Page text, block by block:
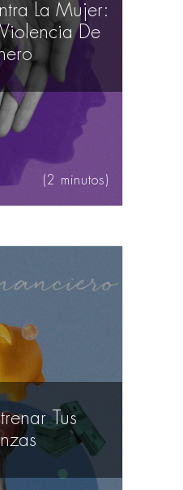
La Mujer:
De
(2 minutos)
Tus